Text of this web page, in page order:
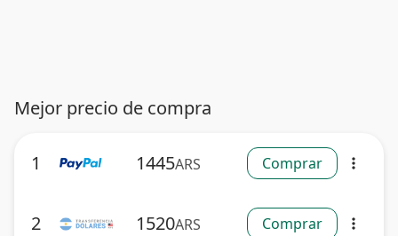
Mejor precio de compra
1 1445ARS Comprar more_vert
2 1520ARS Comprar more_vert